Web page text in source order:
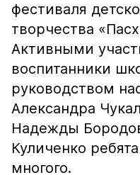
фестиваля
творчества
Активными
воспитанники
руководством
Александра
Надежды
Куличенко
многого.